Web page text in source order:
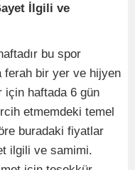
İlgili ve
bu spor
ferah bir yer ve hijyen
için haftada 6 gün
etmemdeki temel
buradaki fiyatlar
ilgili ve samimi.